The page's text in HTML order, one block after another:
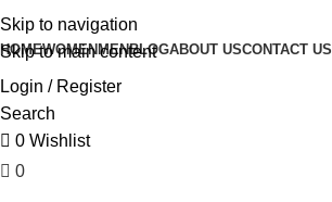
Skip to navigation
Skip to main content
HOMEWOMEN MENBLOGABOUT USCONTACT US
Login / Register
Search
0 Wishlist
0